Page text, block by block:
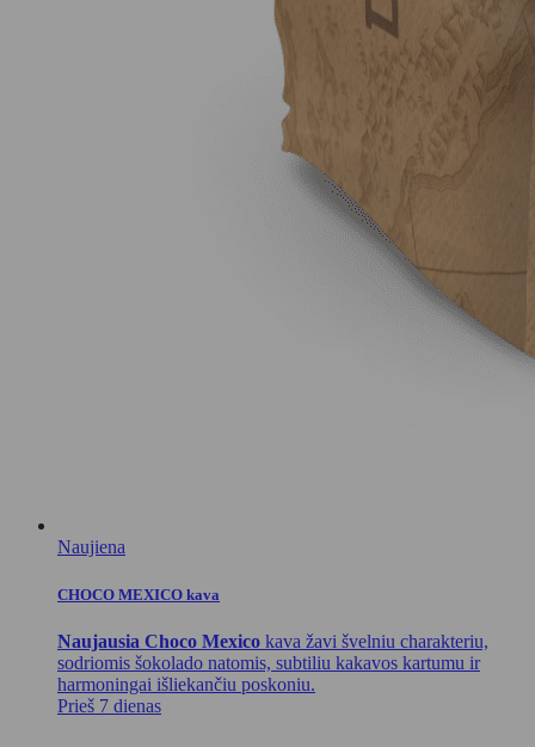
Naujiena
CHOCO MEXICO kava
Naujausia Choco Mexico kava žavi švelniu charakteriu,
sodriomis šokolado natomis, subtiliu kakavos kartumu ir
harmoningai išliekančiu poskoniu.
Prieš 7 dienas